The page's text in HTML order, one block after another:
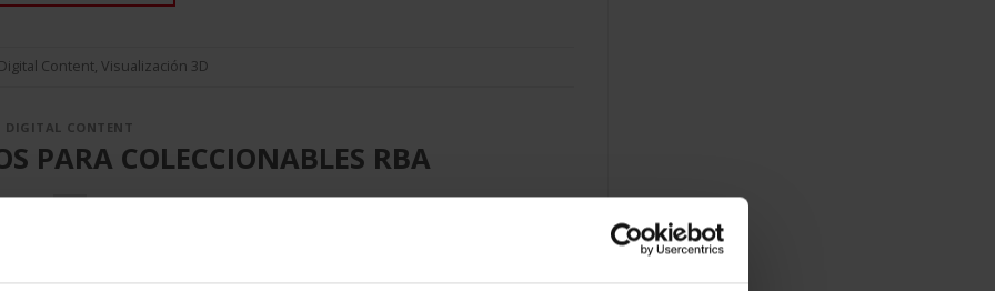
Digital Content, Visualización 3D
DIGITAL CONTENT
PARA COLECCIONABLES RBA